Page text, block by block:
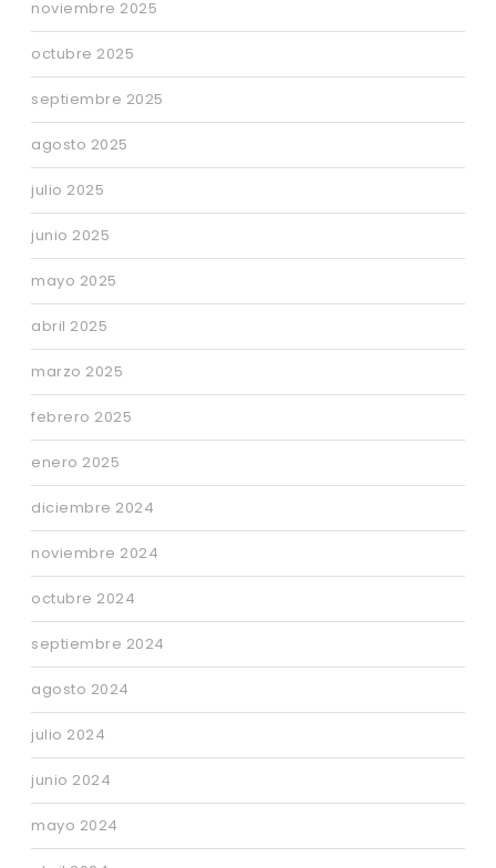
noviembre 2025
octubre 2025
septiembre 2025
agosto 2025
julio 2025
junio 2025
mayo 2025
abril 2025
marzo 2025
febrero 2025
enero 2025
diciembre 2024
noviembre 2024
octubre 2024
septiembre 2024
agosto 2024
julio 2024
junio 2024
mayo 2024